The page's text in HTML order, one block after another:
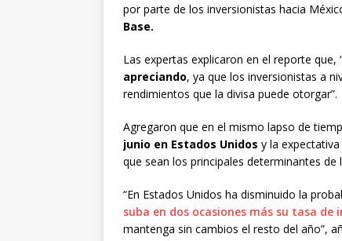
por parte de los inversionistas hacia
Base.
Las expertas explicaron en el reporte que,
apreciando, ya que los inversionistas a
rendimientos que la divisa puede otorgar”.
Agregaron que en el mismo lapso de
junio en Estados Unidos y la
que sean los principales determinantes
“En Estados Unidos ha disminuido la
suba en dos ocasiones más su tasa de
mantenga sin cambios el resto del año”,